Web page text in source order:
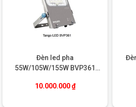
Đèn led pha
55W/105W/155W BVP361
10.000.000₫